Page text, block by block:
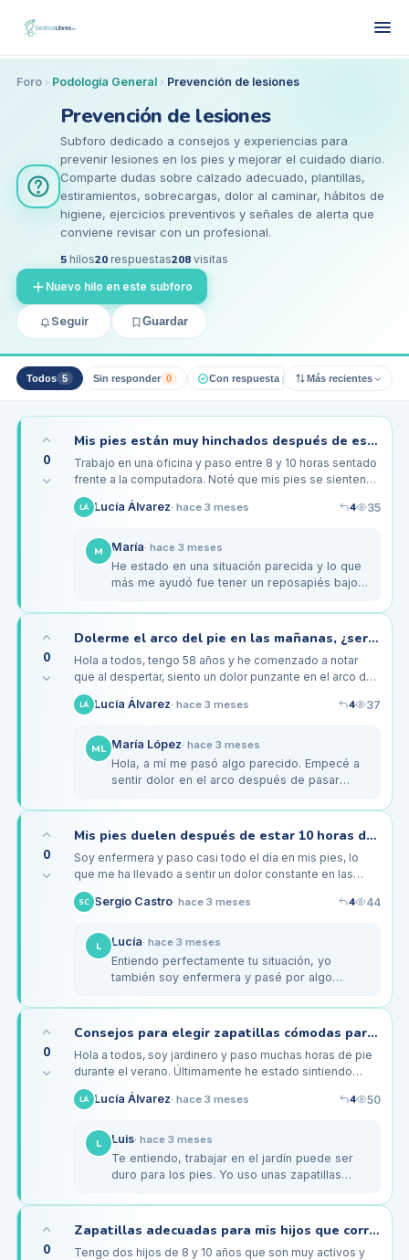
Foro Podología General Prevención de lesiones
Prevención de lesiones
Subforo dedicado a consejos y experiencias para
prevenir lesiones en los pies y mejorar el cuidado diario.
Comparte dudas sobre calzado adecuado, plantillas,
estiramientos, sobrecargas, dolor al caminar, hábitos de
higiene, ejercicios preventivos y señales de alerta que
conviene revisar con un profesional.
5hilos20respuestas208visitas
Nuevo hilo en este subforo
Seguir Guardar
Todos 5 Sin responder 0 Con respuesta pro 0 Resueltos
Más recientes
0
Mis pies están muy hinchados después de estar en la oficina, ¿qué me recomiendan?
Trabajo en una oficina y paso entre 8 y 10 horas sentado
frente a la computadora. Noté que mis pies se sienten
muy hinchados al final del día, especialmente los
tobillos. He…
LÁ Lucía Álvarez· hace 3 meses 4 35
M María· hace 3 meses
He estado en una situación parecida y lo que
más me ayudó fue tener un reposapiés bajo
caminar un poco cada hora.…
0
Dolerme el arco del pie en las mañanas, ¿será normal a mi edad?
Hola a todos, tengo 58 años y he comenzado a notar
que al despertar, siento un dolor punzante en el arco de
mi pie izquierdo. No he tenido problemas de pies antes,
pero esta…
LÁ Lucía Álvarez· hace 3 meses 4 37
ML María López· hace 3 meses
Hola, a mí me pasó algo parecido. Empecé a
sentir dolor en el arco después de pasar
a unas plantillas ortopédicas…
0
Mis pies duelen después de estar 10 horas de pie en el trabajo, ¿qué hacer?
Soy enfermera y paso casi todo el día en mis pies, lo
que me ha llevado a sentir un dolor constante en las
plantas y los talones. He probado diferentes calzados,
pero al final del…
SC Sergio Castro· hace 3 meses 4 44
L Lucía· hace 3 meses
Entiendo perfectamente tu situación, yo
también soy enfermera y pasé por algo
orthopédicas de marca 'Superfeet',…
0
Consejos para elegir zapatillas cómodas para jardineros en verano
Hola a todos, soy jardinero y paso muchas horas de pie
durante el verano. Últimamente he estado sintiendo
molestias en la planta de los pies y me preocupa que el
calzado que uso…
LÁ Lucía Álvarez· hace 3 meses 4 50
L Luis· hace 3 meses
Te entiendo, trabajar en el jardín puede ser
duro para los pies. Yo uso unas zapatillas
buena sujeción. Además, son…
0
Zapatillas adecuadas para mis hijos que corren mucho, ¿cuáles son las mejores?
Tengo dos hijos de 8 y 10 años que son muy activos y